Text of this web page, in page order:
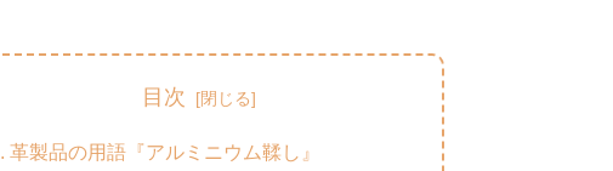
目次
革製品の用語『アルミニウム鞣し』